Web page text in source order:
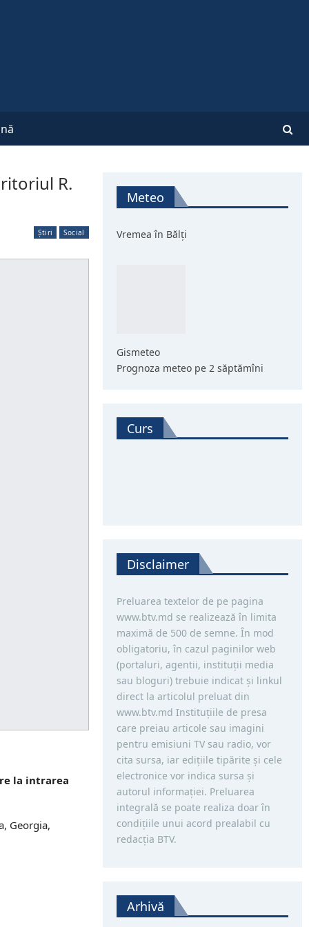
R.
Știri Social
la intrarea
Georgia,
Meteo
Vremea în Bălți
Gismeteo
Prognoza meteo pe 2 săptămîni
Curs
Disclaimer
Preluarea textelor de pe pagina
www.btv.md se realizează în limita
maximă de 500 de semne. În mod
obligatoriu, în cazul paginilor web
(portaluri, agentii, instituţii media
sau bloguri) trebuie indicat şi linkul
direct la articolul preluat din
www.btv.md Instituţiile de presa
care preiau articole sau imagini
pentru emisiuni TV sau radio, vor
cita sursa, iar ediţiile tipărite și cele
electronice vor indica sursa şi
autorul informaţiei. Preluarea
integrală se poate realiza doar în
condiţiile unui acord prealabil cu
redacţia BTV.
Arhivă